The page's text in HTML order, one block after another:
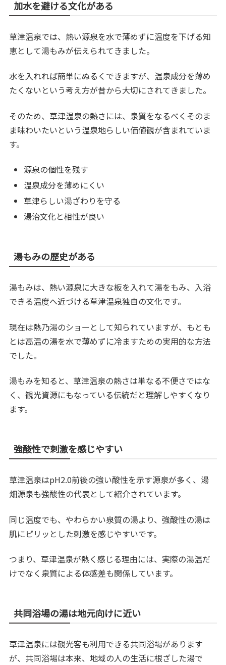
加水を避ける文化がある
草津温泉では、熱い源泉を水で薄めずに温度を下げる知
恵として湯もみが伝えられてきました。
水を入れれば簡単にぬるくできますが、温泉成分を薄め
たくないという考え方が昔から大切にされてきました。
そのため、草津温泉の熱さには、泉質をなるべくそのま
ま味わいたいという温泉地らしい価値観が含まれていま
す。
源泉の個性を残す
温泉成分を薄めにくい
草津らしい湯ざわりを守る
湯治文化と相性が良い
湯もみの歴史がある
湯もみは、熱い源泉に大きな板を入れて湯をもみ、入浴
できる温度へ近づける草津温泉独自の文化です。
現在は熱乃湯のショーとして知られていますが、もとも
とは高温の湯を水で薄めずに冷ますための実用的な方法
でした。
湯もみを知ると、草津温泉の熱さは単なる不便さではな
く、観光資源にもなっている伝統だと理解しやすくなり
ます。
強酸性で刺激を感じやすい
草津温泉はpH2.0前後の強い酸性を示す源泉が多く、湯
畑源泉も強酸性の代表として紹介されています。
同じ温度でも、やわらかい泉質の湯より、強酸性の湯は
肌にピリッとした刺激を感じやすいです。
つまり、草津温泉が熱く感じる理由には、実際の湯温だ
けでなく泉質による体感差も関係しています。
共同浴場の湯は地元向けに近い
草津温泉には観光客も利用できる共同浴場があります
が、共同浴場は本来、地域の人の生活に根ざした湯で